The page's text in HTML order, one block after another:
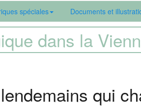
spéciales Documents et
dans la
qui